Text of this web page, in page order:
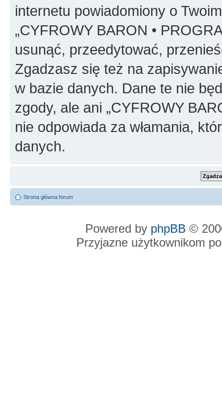
internetu powiadomiony o
„CYFROWY BARON •
usunąć, przeedytować,
Zgadzasz się też na
w bazie danych. Dane te nie
zgody, ale ani „CYFROWY
nie odpowiada za włamania,
danych.
Strona główna forum
Powered by phpBB ©
Przyjazne użytkownikom